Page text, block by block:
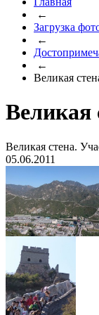
←
Загрузка
←
←
Великая
Великая
Великая стена.
05.06.2011